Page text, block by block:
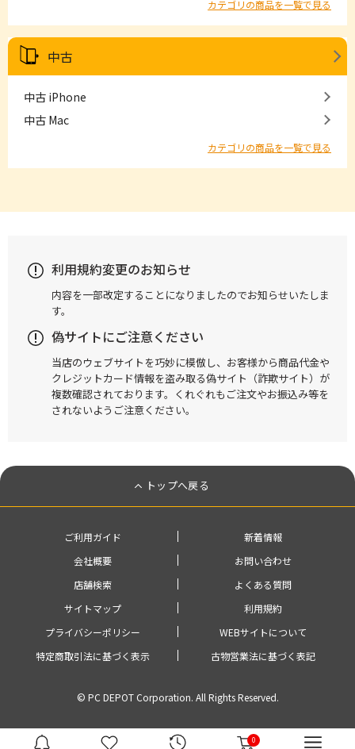
カテゴリの商品を一覧で見る
中古
中古 iPhone
中古 Mac
カテゴリの商品を一覧で見る
利用規約変更のお知らせ
内容を一部改定することになりましたのでお知らせいたしま
す。
偽サイトにご注意ください
当店のウェブサイトを巧妙に模倣し、お客様から商品代金や
クレジットカード情報を盗み取る偽サイト（詐欺サイト）が
複数確認されております。くれぐれもご注文やお振込み等を
されないようご注意ください。
トップへ戻る
ご利用ガイド
新着情報
会社概要
お問い合わせ
店舗検索
よくある質問
サイトマップ
利用規約
プライバシーポリシー
WEBサイトについて
特定商取引法に基づく表示
古物営業法に基づく表記
© PC DEPOT Corporation. All Rights Reserved.
0